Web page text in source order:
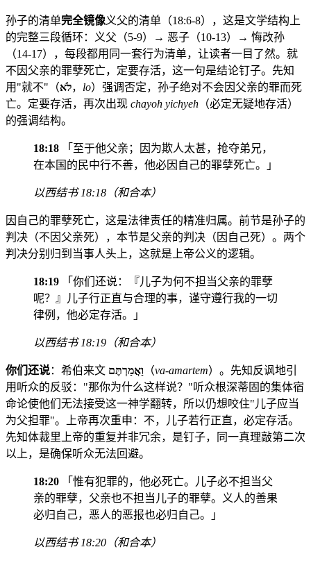
孙子的清单完全镜像义父的清单（18:6-8），这是文学结构上
的完整三段循环：义父（5-9）→ 恶子（10-13）→ 悔改孙
（14-17），每段都用同一套行为清单，让读者一目了然。就
不因父亲的罪孽死亡，定要存活，这一句是结论钉子。先知
用"就不"（לֹא， lo）强调否定，孙子绝对不会因父亲的罪而死
亡。定要存活，再次出现 chayoh yichyeh （必定无疑地存活）
的强调结构。
18:18 「至于他父亲；因为欺人太甚，抢夺弟兄，
在本国的民中行不善，他必因自己的罪孽死亡。」
以西结书 18:18（和合本）
因自己的罪孽死亡，这是法律责任的精准归属。前节是孙子的
判决（不因父亲死），本节是父亲的判决（因自己死）。两个
判决分别归到当事人头上，这就是上帝公义的逻辑。
18:19 「你们还说：『儿子为何不担当父亲的罪孽
呢？』儿子行正直与合理的事，谨守遵行我的一切
律例，他必定存活。」
以西结书 18:19（和合本）
你们还说：希伯来文 וַאֲמַרְתֶּם （va-amartem）。先知反讽地引
用听众的反驳："那你为什么这样说？"听众根深蒂固的集体宿
命论使他们无法接受这一神学翻转，所以仍想咬住"儿子应当
为父担罪"。上帝再次重申：不，儿子若行正直，必定存活。
先知体裁里上帝的重复并非冗余，是钉子，同一真理敲第二次
以上，是确保听众无法回避。
18:20 「惟有犯罪的，他必死亡。儿子必不担当父
亲的罪孽，父亲也不担当儿子的罪孽。义人的善果
必归自己，恶人的恶报也必归自己。」
以西结书 18:20（和合本）